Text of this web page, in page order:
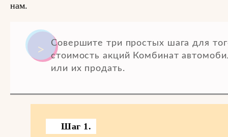
нам.
Совершите три простых шага для
стоимость акций Комбинат
или их продать.
Шаг 1.